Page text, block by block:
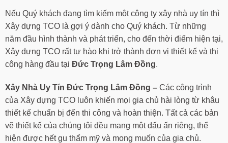
Nếu Quý khách đang tìm kiếm một công ty xây nhà uy tín thì
Xây dựng TCO là gợi ý dành cho Quý khách. Từ những
năm đầu hình thành và phát triển, cho đến thời điểm hiện tại,
Xây dựng TCO rất tự hào khi trở thành đơn vị thiết kế và thi
công hàng đầu tại Đức Trọng Lâm Đồng.
Xây Nhà Uy Tín Đức Trọng Lâm Đồng – Các công trình
của Xây dựng TCO luôn khiến mọi gia chủ hài lòng từ khâu
thiết kế chuẩn bị đến thi công và hoàn thiện. Tất cả các bản
vẽ thiết kế của chúng tôi đều mang một dấu ấn riêng, thể
hiện được hết gu thẩm mỹ và mong muốn của gia chủ.